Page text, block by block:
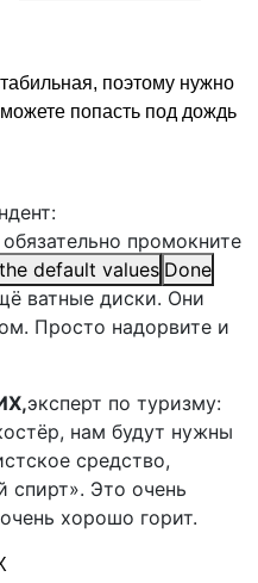
default values Done
поэтому нужно
попасть под дождь
промокните
по отдельности и
ватные диски. Они
Просто надорвите и
эксперт по туризму:
нам будут нужны
средство,
спирт». Это очень
хорошо горит.